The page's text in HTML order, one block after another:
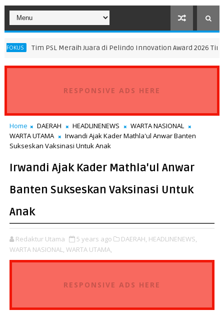
Meraih Juara di Pelindo Innovation Award 2026 Tim K3SATRIA dan
RESPONSIVE ADS HERE
Home DAERAH HEADLINENEWS
WARTA NASIONAL
WARTA UTAMA
Irwandi Ajak Kader Mathla'ul Anwar Banten
Sukseskan Vaksinasi Untuk Anak
Irwandi Ajak Kader Mathla'ul Anwar
Banten Sukseskan Vaksinasi Untuk
Anak
Redaktur Utama 5 years ago DAERAH, HEADLINENEWS,
WARTA NASIONAL, WARTA UTAMA,
RESPONSIVE ADS HERE